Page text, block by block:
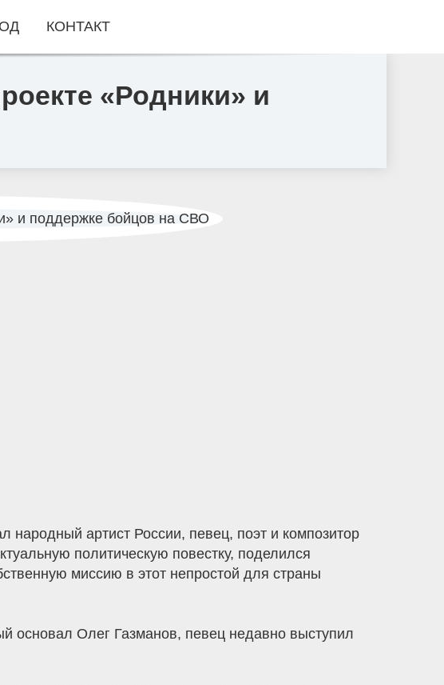
«Родники» и
народный артист России, певец, поэт и композитор
политическую повестку, поделился
миссию в этот непростой для страны
основал Олег Газманов, певец недавно выступил
КОНТАКТ